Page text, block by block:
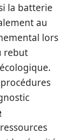
la batterie
au
lors
rebut